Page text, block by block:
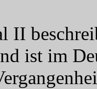
II
ist im